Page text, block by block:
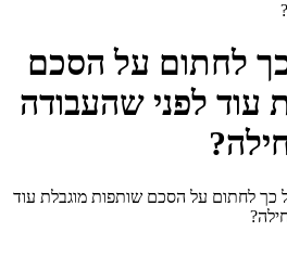
לחתום על הסכם
עוד לפני שהעבודה
כך לחתום על הסכם שותפות מוגבלת עוד